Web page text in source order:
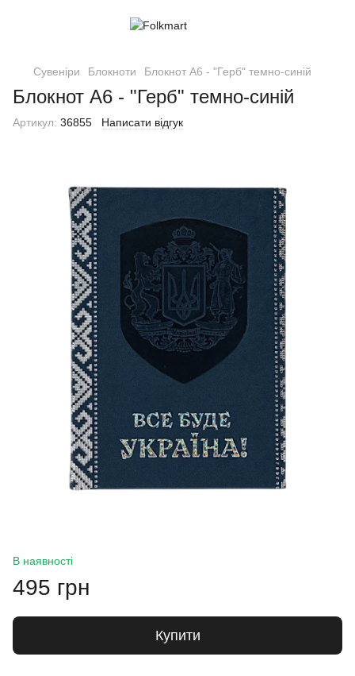
Сувеніри Блокноти Блокнот A6 - "Герб" темно-синій
Блокнот A6 - "Герб" темно-синій
Артикул: 36855 Написати відгук
В наявності
495 грн
Купити